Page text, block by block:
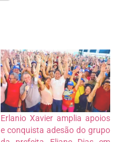
Erlanio Xavier amplia apoios
e conquista adesão do grupo